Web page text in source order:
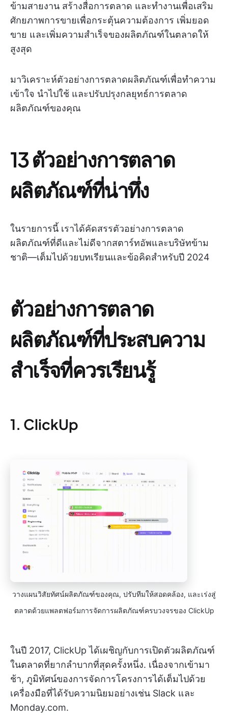
ข้ามสายงาน สร้างสื่อการตลาด และทำงานเพื่อเสริม
ศักยภาพการขายเพื่อกระตุ้นความต้องการ เพิ่มยอด
ขาย และเพิ่มความสำเร็จของผลิตภัณฑ์ในตลาดให้
สูงสุด
มาวิเคราะห์ตัวอย่างการตลาดผลิตภัณฑ์เพื่อทำความ
เข้าใจ นำไปใช้ และปรับปรุงกลยุทธ์การตลาด
ผลิตภัณฑ์ของคุณ
13 ตัวอย่างการตลาด
ผลิตภัณฑ์ที่น่าทึ่ง
ในรายการนี้ เราได้คัดสรรตัวอย่างการตลาด
ผลิตภัณฑ์ที่ดีและไม่ดีจากสตาร์ทอัพและบริษัทข้าม
ชาติ—เต็มไปด้วยบทเรียนและข้อคิดสำหรับปี 2024
ตัวอย่างการตลาด
ผลิตภัณฑ์ที่ประสบความ
สำเร็จที่ควรเรียนรู้
1. ClickUp
วางแผนวิสัยทัศน์ผลิตภัณฑ์ของคุณ, ปรับทีมให้สอดคล้อง, และเร่งสู่
ตลาดด้วยแพลตฟอร์มการจัดการผลิตภัณฑ์ครบวงจรของ ClickUp
ในปี 2017, ClickUp ได้เผชิญกับการเปิดตัวผลิตภัณฑ์
ในตลาดที่ยากลำบากที่สุดครั้งหนึ่ง. เนื่องจากเข้ามา
ช้า, ภูมิทัศน์ของการจัดการโครงการได้เต็มไปด้วย
เครื่องมือที่ได้รับความนิยมอย่างเช่น Slack และ
Monday.com.